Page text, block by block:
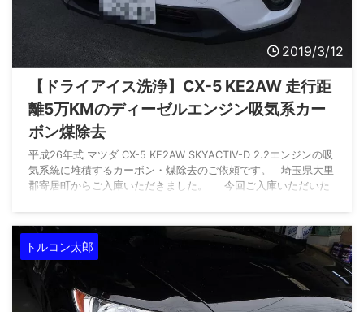
2019/3/12
【ドライアイス洗浄】CX-5 KE2AW 走行距
離5万KMのディーゼルエンジン吸気系カー
ボン煤除去
平成26年式 マツダ CX-5 KE2AW SKYACTIV-D 2.2エンジンの吸
気系統に堆積するカーボン・煤除去のご依頼です。 埼玉県大里
郡寄居町からご入庫いただきました。 今回ご入庫いただいた
くらい。 購入時に実施してもらう納車整備で、ATF交換を相談
したところディーラーの見解は「ATF交換不要」。 「20万KMま
で乗り ...
トルコン太郎